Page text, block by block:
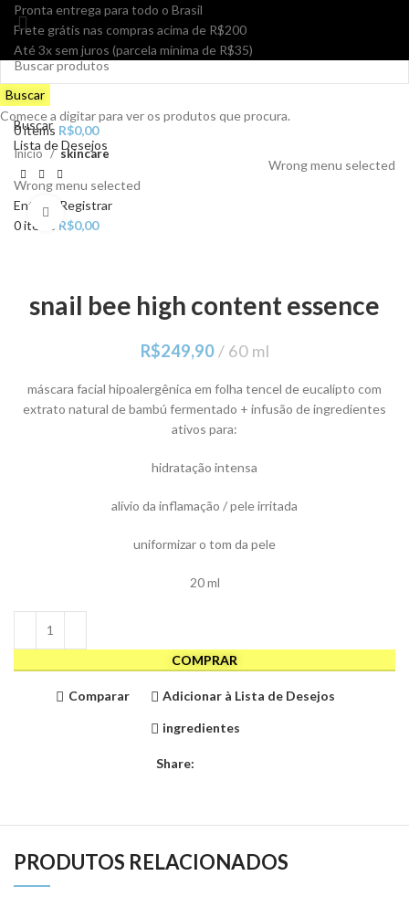
Pronta entrega para todo o Brasil
Frete grátis nas compras acima de R$200
Até 3x sem juros (parcela mínima de R$35)
Menu
0items R$0,00
Buscar
Lista de Desejos
Wrong menu selected
Wrong menu selected
Entrar / Registrar
0items R$0,00
Início skincare
Clique para ampliar
snail bee high content essence
R$249,90 60 ml
máscara facial hipoalergênica em folha tencel de eucalipto com
extrato natural de bambú fermentado + infusão de ingredientes
ativos para:
hidratação intensa
alívio da inflamação / pele irritada
uniformizar o tom da pele
20 ml
COMPRAR
Comparar Adicionar à Lista de Desejos
ingredientes
Share:
PRODUTOS RELACIONADOS
Buscar
Comece a digitar para ver os produtos que procura.